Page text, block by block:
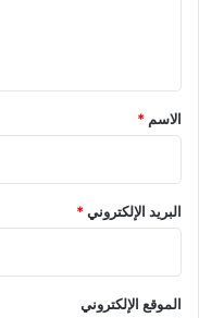
*
الاسم *
البريد الإلكتروني*
الموقع الإلكتروني